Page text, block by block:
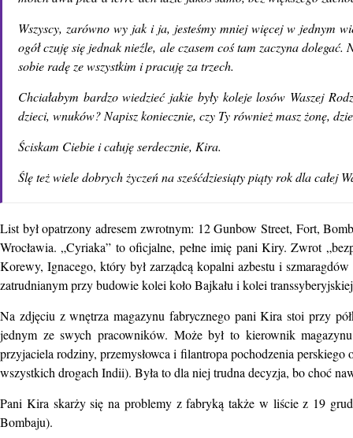
Wszyscy, zarówno wy jak i ja, jesteśmy mniej więcej w jednym
ogół czuję się jednak nieźle, ale czasem coś tam zaczyna
sobie radę ze wszystkim i pracuję za trzech.
Chciałabym bardzo wiedzieć jakie były koleje losów Waszej
dzieci, wnuków? Napisz koniecznie, czy Ty również masz żonę,
Ściskam Ciebie i całuję serdecznie, Kira.
Ślę też wiele dobrych życzeń na sześćdziesiąty piąty rok dla całej
List był opatrzony adresem zwrotnym: 12 Gunbow Street, Fort,
Wrocławia. „Cyriaka” to oficjalne, pełne imię pani Kiry. Zwrot
Korewy, Ignacego, który był zarządcą kopalni azbestu i
zatrudnianym przy budowie kolei koło Bajkału i kolei
Na zdjęciu z wnętrza magazynu fabrycznego pani Kira stoi przy
jednym ze swych pracowników. Może był to kierownik
przyjaciela rodziny, przemysłowca i filantropa pochodzenia
wszystkich drogach Indii). Była to dla niej trudna decyzja, bo choć
Pani Kira skarży się na problemy z fabryką także w liście z 19
Bombaju).